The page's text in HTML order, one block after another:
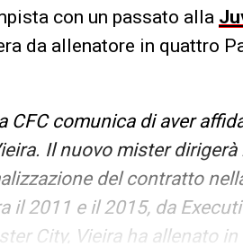
con un passato alla
da allenatore in quattro
CFC comunica di aver
Il nuovo mister
del contratto
il 2011 e il 2015, da
City, Vieira ha allenato